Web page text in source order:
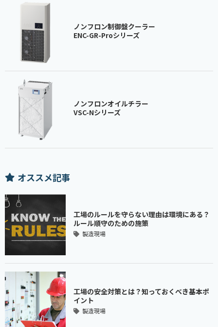
ノンフロン制御盤クーラー
ENC-GR-Proシリーズ
ノンフロンオイルチラー
VSC-Nシリーズ
オススメ記事
工場のルールを守らない理由は環境にある？
ルール順守のための施策
製造現場
工場の安全対策とは？知っておくべき基本ポ
イント
製造現場